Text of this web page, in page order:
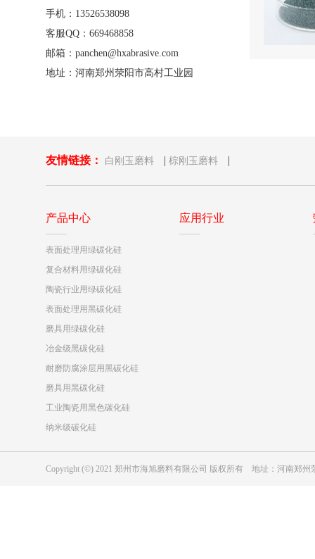
手机：13526538098
客服QQ：669468858
邮箱：panchen@hxabrasive.com
地址：河南郑州荥阳市高村工业园
友情链接： 白刚玉磨料 | 棕刚玉磨料 |
产品中心
表面处理用绿碳化硅
复合材料用绿碳化硅
陶瓷行业用绿碳化硅
表面处理用黑碳化硅
磨具用绿碳化硅
冶金级黑碳化硅
耐磨防腐涂层用黑碳化硅
磨具用黑碳化硅
工业陶瓷用黑色碳化硅
纳米级碳化硅
应用行业
Copyright (©) 2021 郑州市海旭磨料有限公司 版权所有 地址：河南郑